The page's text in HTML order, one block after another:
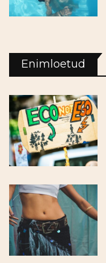
Enimloetud